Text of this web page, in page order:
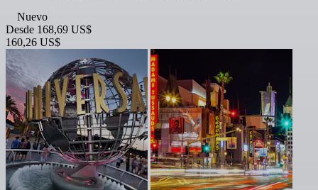
Nuevo
Desde 168,69 US$
160,26 US$